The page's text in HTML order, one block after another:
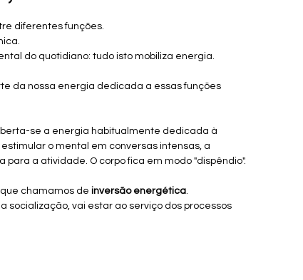
diferentes funções.
do quotidiano: tudo isto mobiliza energia.
da nossa energia dedicada a essas funções
se a energia habitualmente dedicada à
o mental em conversas intensas, a
a atividade. O corpo fica em modo "dispêndio".
chamamos de inversão energética.
socialização, vai estar ao serviço dos processos